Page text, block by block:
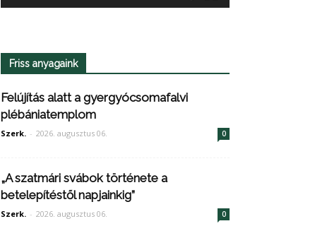
Friss anyagaink
Felújítás alatt a gyergyócsomafalvi
plébániatemplom
Szerk. - 2026. augusztus 06. 0
„A szatmári svábok története a
betelepítéstől napjainkig”
Szerk. - 2026. augusztus 06. 0